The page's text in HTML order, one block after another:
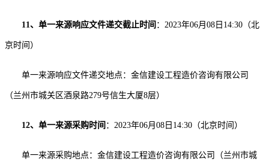
11、单一来源响应文件递交截止时间 ：2023年06月08 日 14:30（北
京时间）
单一来源响应文件递交地点： 金信建设工程造价咨询有限公司
（兰州市城关区酒泉路279号信生大厦8层）
12、单一来源采购时间 ：2023年06月08 日 14:30（北京时间）
单一来源采购地点： 金信建设工程造价咨询有限公司（兰州市城